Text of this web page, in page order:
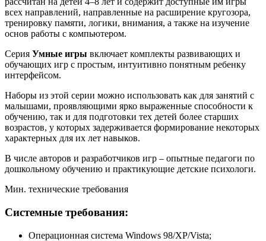
всех направлений, направленные на расширение кругозора,
тренировку памяти, логики, внимания, а также на изучение
основ работы с компьютером.
Серия Умные игры включает комплекты развивающих и
обучающих игр с простым, интуитивно понятным ребенку
интерфейсом.
Наборы из этой серии можно использовать как для занятий с
малышами, проявляющими ярко выраженные способности к
обучению, так и для подготовки тех детей более старших
возрастов, у которых задерживается формирование некоторых
характерных для их лет навыков.
В числе авторов и разработчиков игр – опытные педагоги по
дошкольному обучению и практикующие детские психологи.
Мин. технические требования
Системные требования:
Операционная система Windows 98/XP/Vista;